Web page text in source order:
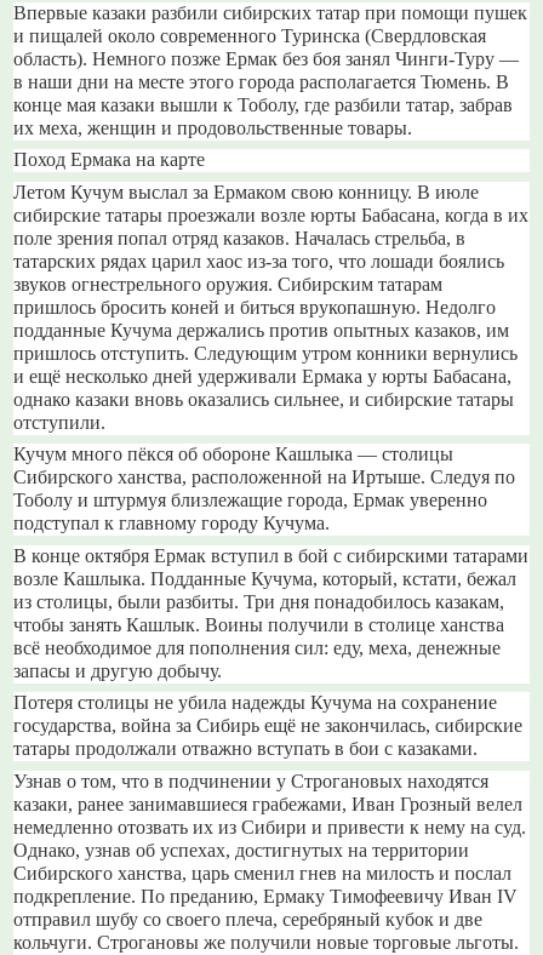
Впервые казаки разбили сибирских татар при помощи пушек
и пищалей около современного Туринска (Свердловская
область). Немного позже Ермак без боя занял Чинги-Туру —
в наши дни на месте этого города располагается Тюмень. В
конце мая казаки вышли к Тоболу, где разбили татар, забрав
их меха, женщин и продовольственные товары.
Поход Ермака на карте
Летом Кучум выслал за Ермаком свою конницу. В июле
сибирские татары проезжали возле юрты Бабасана, когда в их
поле зрения попал отряд казаков. Началась стрельба, в
татарских рядах царил хаос из-за того, что лошади боялись
звуков огнестрельного оружия. Сибирским татарам
пришлось бросить коней и биться врукопашную. Недолго
подданные Кучума держались против опытных казаков, им
пришлось отступить. Следующим утром конники вернулись
и ещё несколько дней удерживали Ермака у юрты Бабасана,
однако казаки вновь оказались сильнее, и сибирские татары
отступили.
Кучум много пёкся об обороне Кашлыка — столицы
Сибирского ханства, расположенной на Иртыше. Следуя по
Тоболу и штурмуя близлежащие города, Ермак уверенно
подступал к главному городу Кучума.
В конце октября Ермак вступил в бой с сибирскими татарами
возле Кашлыка. Подданные Кучума, который, кстати, бежал
из столицы, были разбиты. Три дня понадобилось казакам,
чтобы занять Кашлык. Воины получили в столице ханства
всё необходимое для пополнения сил: еду, меха, денежные
запасы и другую добычу.
Потеря столицы не убила надежды Кучума на сохранение
государства, война за Сибирь ещё не закончилась, сибирские
татары продолжали отважно вступать в бои с казаками.
Узнав о том, что в подчинении у Строгановых находятся
казаки, ранее занимавшиеся грабежами, Иван Грозный велел
немедленно отозвать их из Сибири и привести к нему на суд.
Однако, узнав об успехах, достигнутых на территории
Сибирского ханства, царь сменил гнев на милость и послал
подкрепление. По преданию, Ермаку Тимофеевичу Иван IV
отправил шубу со своего плеча, серебряный кубок и две
кольчуги. Строгановы же получили новые торговые льготы.